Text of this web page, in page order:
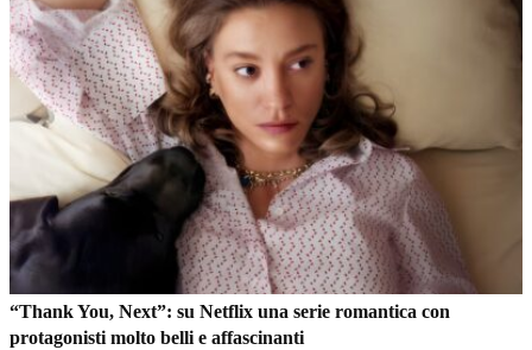
“Thank You, Next”: su Netflix una serie romantica con
protagonisti molto belli e affascinanti